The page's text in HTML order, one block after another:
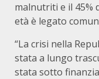
malnutriti e il 45%
età è legato
“La crisi nella
stata a lungo
stata sotto